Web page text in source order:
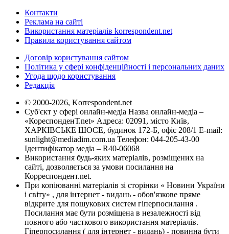
Контакти
Реклама на сайті
Використання матеріалів korrespondent.net
Правила користування сайтом
Договір користування сайтом
Політика у сфері конфіденційності і персональних даних
Угода щодо користування
Редакція
© 2000-2026, Korrespondent.net
Суб'єкт у сфері онлайн-медіа Назва онлайн-медіа –
«КореспонденТ.net» Адреса: 02091, місто Київ,
ХАРКІВСЬКЕ ШОСЕ, будинок 172-Б, офіс 208/1 E-mail:
sunlight@mediadim.com.ua Телефон: 044-205-43-00
Ідентифікатор медіа – R40-06068
Використання будь-яких матеріалів, розміщених на
сайті, дозволяється за умови посилання на
Корреспондент.net.
При копіюванні матеріалів зі сторінки « Новини України
і світу» , для інтернет - видань - обов'язкове пряме
відкрите для пошукових систем гіперпосилання .
Посилання має бути розміщена в незалежності від
повного або часткового використання матеріалів.
Гіперпосилання ( для інтернет - видань) - повинна бути